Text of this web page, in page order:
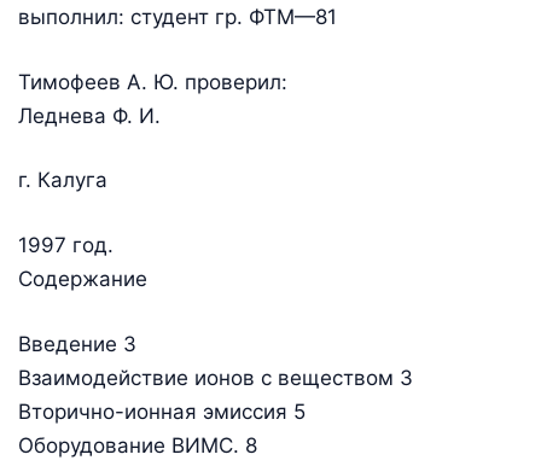
выполнил: студент гр. ФТМ—81
Тимофеев А. Ю. проверил:
Леднева Ф. И.
г. Калуга
1997 год.
Содержание
Введение 3
Взаимодействие ионов с веществом 3
Вторично-ионная эмиссия 5
Оборудование ВИМС. 8